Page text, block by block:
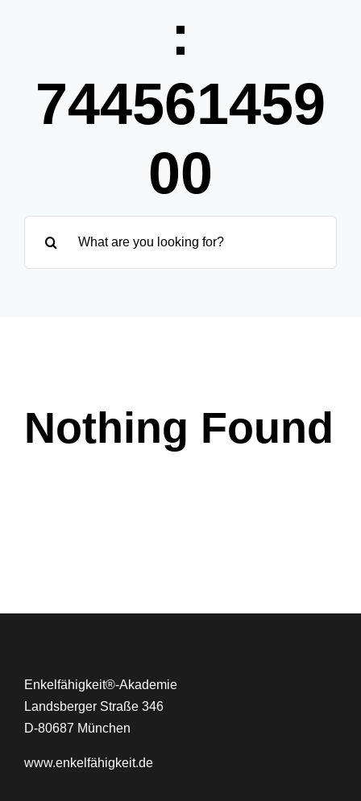
Über uns
:
744561459
00
nach:
Nothing Found
Enkelfähigkeit®-Akademie
Landsberger Straße 346
D-80687 München
www.enkelfähigkeit.de